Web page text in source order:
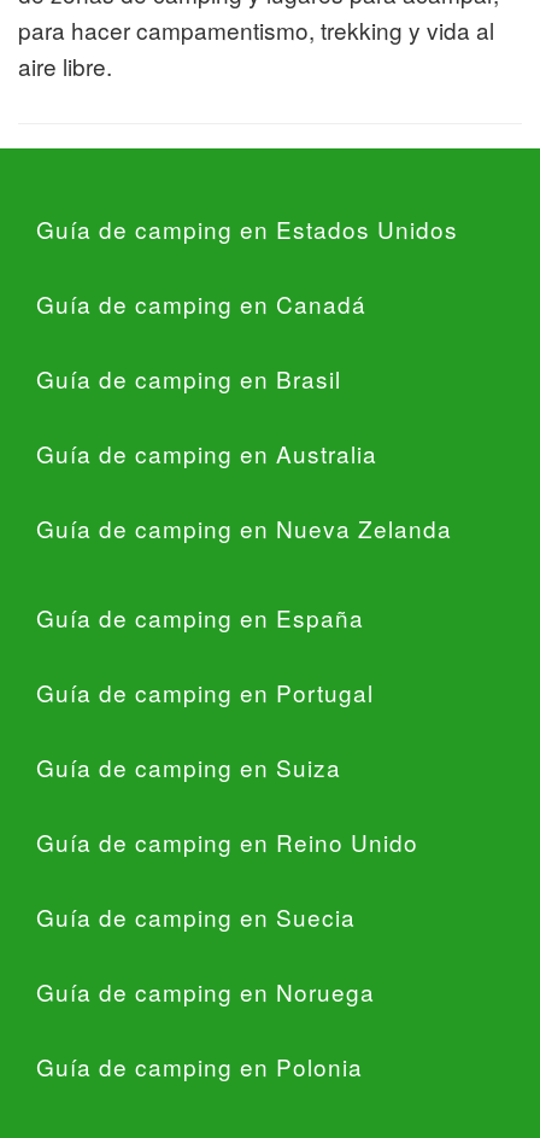
para hacer campamentismo, trekking y vida al
aire libre.
Guía de camping en Estados Unidos
Guía de camping en Canadá
Guía de camping en Brasil
Guía de camping en Australia
Guía de camping en Nueva Zelanda
Guía de camping en España
Guía de camping en Portugal
Guía de camping en Suiza
Guía de camping en Reino Unido
Guía de camping en Suecia
Guía de camping en Noruega
Guía de camping en Polonia